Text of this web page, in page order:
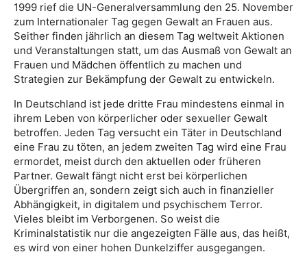
1999 rief die UN-Generalversammlung den 25. November
zum Internationaler Tag gegen Gewalt an Frauen aus.
Seither finden jährlich an diesem Tag weltweit Aktionen
und Veranstaltungen statt, um das Ausmaß von Gewalt an
Frauen und Mädchen öffentlich zu machen und
Strategien zur Bekämpfung der Gewalt zu entwickeln.
In Deutschland ist jede dritte Frau mindestens einmal in
ihrem Leben von körperlicher oder sexueller Gewalt
betroffen. Jeden Tag versucht ein Täter in Deutschland
eine Frau zu töten, an jedem zweiten Tag wird eine Frau
ermordet, meist durch den aktuellen oder früheren
Partner. Gewalt fängt nicht erst bei körperlichen
Übergriffen an, sondern zeigt sich auch in finanzieller
Abhängigkeit, in digitalem und psychischem Terror.
Vieles bleibt im Verborgenen. So weist die
Kriminalstatistik nur die angezeigten Fälle aus, das heißt,
es wird von einer hohen Dunkelziffer ausgegangen.